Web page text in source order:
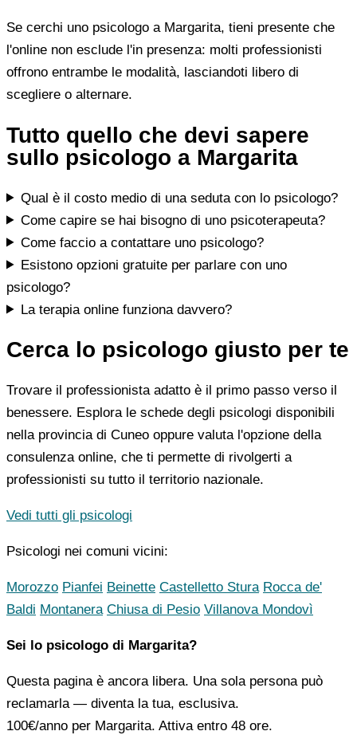
Se cerchi uno psicologo a Margarita, tieni presente che
l'online non esclude l'in presenza: molti professionisti
offrono entrambe le modalità, lasciandoti libero di
scegliere o alternare.
Tutto quello che devi sapere
sullo psicologo a Margarita
Qual è il costo medio di una seduta con lo psicologo?
Come capire se hai bisogno di uno psicoterapeuta?
Come faccio a contattare uno psicologo?
Esistono opzioni gratuite per parlare con uno
psicologo?
La terapia online funziona davvero?
Cerca lo psicologo giusto per te
Trovare il professionista adatto è il primo passo verso il
benessere. Esplora le schede degli psicologi disponibili
nella provincia di Cuneo oppure valuta l'opzione della
consulenza online, che ti permette di rivolgerti a
professionisti su tutto il territorio nazionale.
Vedi tutti gli psicologi
Psicologi nei comuni vicini:
Morozzo Pianfei Beinette Castelletto Stura Rocca de'
Baldi Montanera Chiusa di Pesio Villanova Mondovì
Sei lo psicologo di Margarita?
Questa pagina è ancora libera. Una sola persona può
reclamarla — diventa la tua, esclusiva.
100€/anno per Margarita. Attiva entro 48 ore.